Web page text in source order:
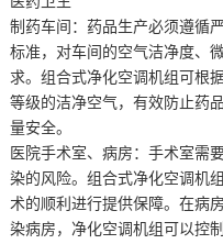
制药车间：药品生产必须遵循
标准，对车间的空气洁净度、
求。组合式净化空调机组可根
等级的洁净空气，有效防止药
量安全。
医院手术室、病房：手术室需
染的风险。组合式净化空调机
术的顺利进行提供保障。在病
染病房，净化空调机组可以控